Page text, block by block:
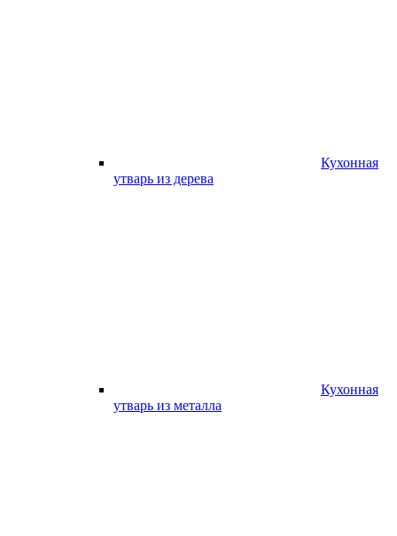
Кухонная
утварь из дерева
Кухонная
утварь из металла